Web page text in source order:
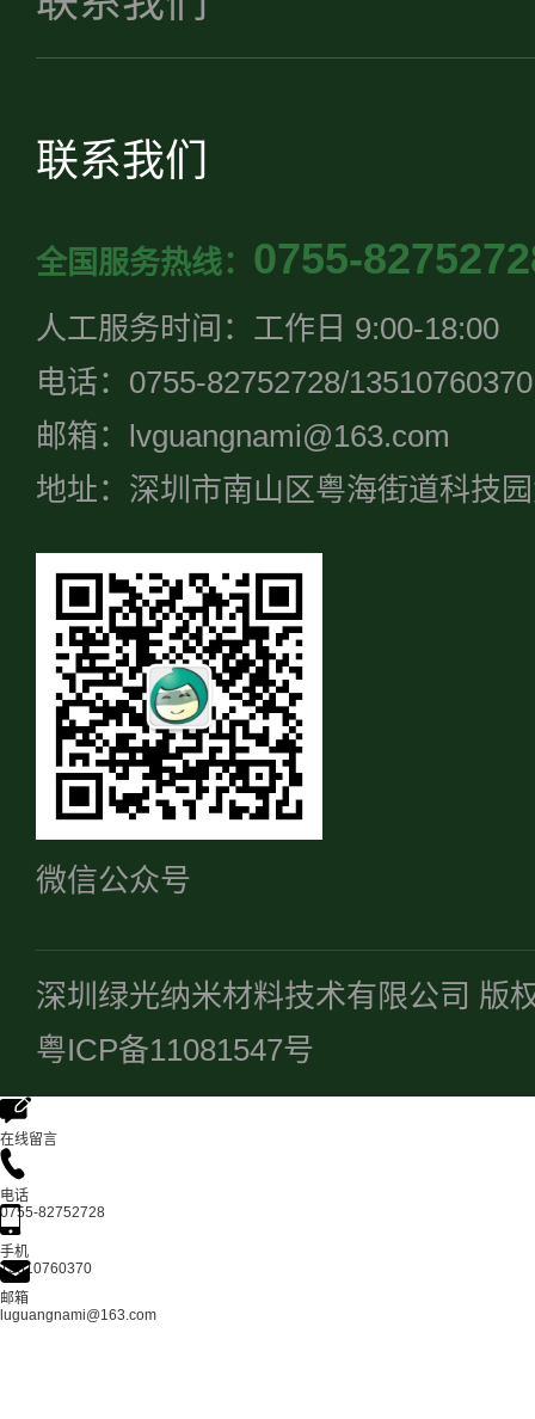
联系我们
全国服务热线： 0755-
人工服务时间：工作日 9:00-18:00
电话：0755-82752728/13510760370
邮箱：lvguangnami@163.com
地址：深圳市南山区粤海街道科技
微信公众号
深圳绿光纳米材料技术有限公司 版
粤ICP备11081547号
在线留言
电话
0755-82752728
手机
13510760370
邮箱
luguangnami@163.com